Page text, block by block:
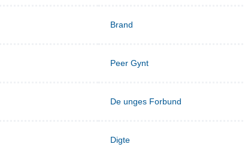
Brand
Peer Gynt
De unges Forbund
Digte